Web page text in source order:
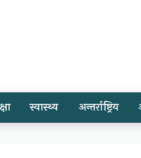
स्वास्थ्य अन्तर्राष्ट्रिय